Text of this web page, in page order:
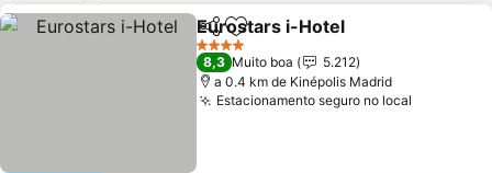
PartilharAdicionar aos favoritos
Eurostars i-Hotel
4 Estrelas
8,3 Muito boa
5.212
a 0.4 km de Kinépolis Madrid
Estacionamento seguro no local